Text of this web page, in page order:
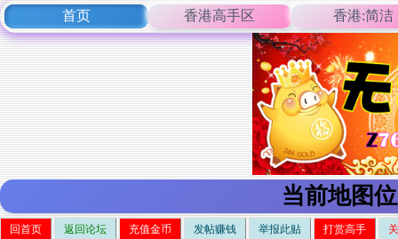
首页 香港高手区 香港:简洁
当前地图
回首页 返回论坛 充值金币 发帖赚钱 举报此贴 打赏高手